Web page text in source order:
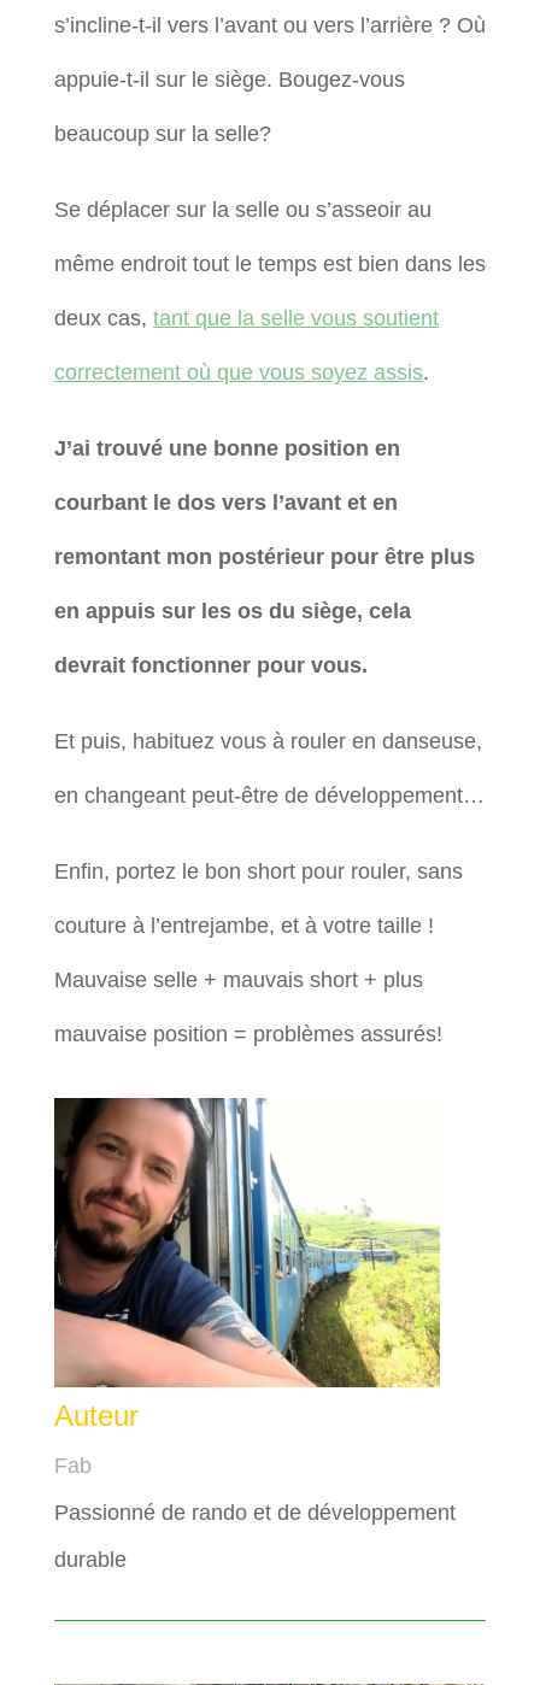
s’incline-t-il vers l’avant ou vers l’arrière ? Où
appuie-t-il sur le siège. Bougez-vous
beaucoup sur la selle?
Se déplacer sur la selle ou s’asseoir au
même endroit tout le temps est bien dans les
deux cas, tant que la selle vous soutient
correctement où que vous soyez assis.
J’ai trouvé une bonne position en
courbant le dos vers l’avant et en
remontant mon postérieur pour être plus
en appuis sur les os du siège, cela
devrait fonctionner pour vous.
Et puis, habituez vous à rouler en danseuse,
en changeant peut-être de développement…
Enfin, portez le bon short pour rouler, sans
couture à l’entrejambe, et à votre taille !
Mauvaise selle + mauvais short + plus
mauvaise position = problèmes assurés!
Auteur
Fab
Passionné de rando et de développement
durable